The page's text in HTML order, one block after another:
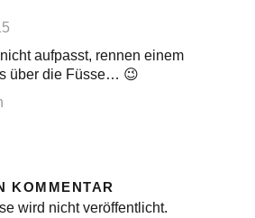
aufpasst, rennen einem
über die Füsse… 😉
KOMMENTAR
wird nicht veröffentlicht.